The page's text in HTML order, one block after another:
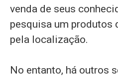
venda de seus
pesquisa um produtos
pela localização.
No entanto, há outros